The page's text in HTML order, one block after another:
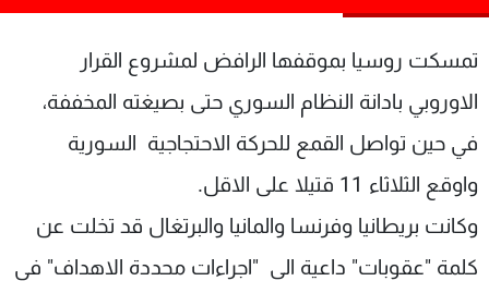
تمسكت روسيا بموقفها الرافض لمشروع القرار
الاوروبي بادانة النظام السوري حتى بصيغته المخففة،
في حين تواصل القمع للحركة الاحتجاجية السورية
واوقع الثلاثاء 11 قتيلا على الاقل.
وكانت بريطانيا وفرنسا والمانيا والبرتغال قد تخلت عن
كلمة "عقوبات" داعية الى "اجراءات محددة الاهداف" في
الترددات
الإنـتـاج
تواصل معنا
سياسة الخصوصية